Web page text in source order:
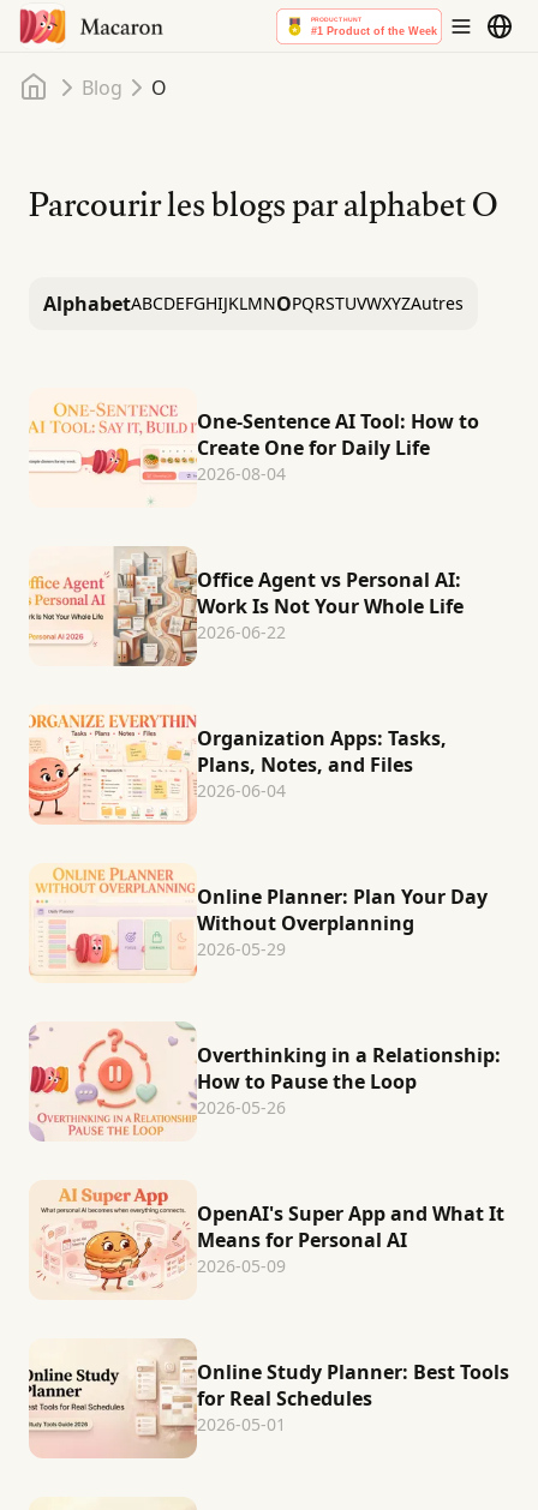
Accueil
Blog O
Parcourir les blogs par alphabetO
AlphabetABCDEFGHIJKLMNOPQRSTUVWXYZAutres
One-Sentence AI Tool: How to
Create One for Daily Life
2026-08-04
Office Agent vs Personal AI:
Work Is Not Your Whole Life
2026-06-22
Organization Apps: Tasks,
Plans, Notes, and Files
2026-06-04
Online Planner: Plan Your Day
Without Overplanning
2026-05-29
Overthinking in a Relationship:
How to Pause the Loop
2026-05-26
OpenAI's Super App and What It
Means for Personal AI
2026-05-09
Online Study Planner: Best Tools
for Real Schedules
2026-05-01